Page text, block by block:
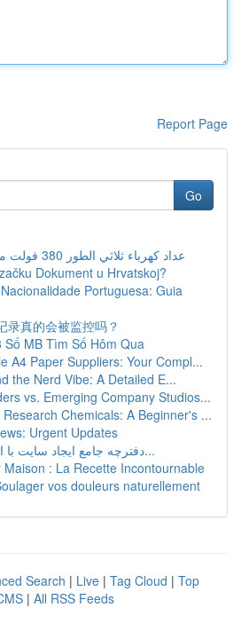
Report Page
Go
عداد كهرباء ثلاثي الطور 380 فولت مصر: دليل شامل
Dokument u Hrvatskoj?
Portuguesa: Guia
录真的会被监控吗？
Số MB Tìm Số Hôm Qua
A4 Paper Suppliers: Your Compl...
the Nerd Vibe: A Detailed E...
vs. Emerging Company Studios...
Chemicals: A Beginner's ...
Urgent Updates
دفترچه جامع ایجاد سایت با این پلتفرم وردپ...
Maison : La Recette Incontournable
vos douleurs naturellement
Search | Live | Tag Cloud | Top
| All RSS Feeds